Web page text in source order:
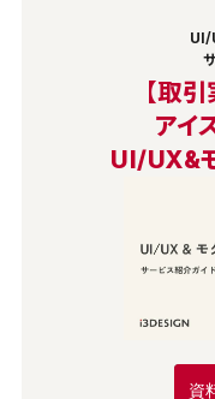
UI/
【取
アイ
UI/UX&
資